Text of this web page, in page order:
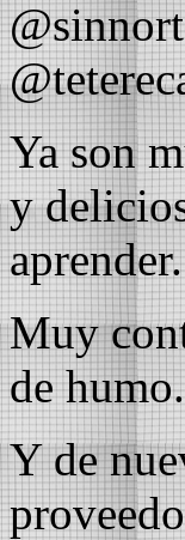
Ya son
y
aprender.
Muy
de humo.
Y de